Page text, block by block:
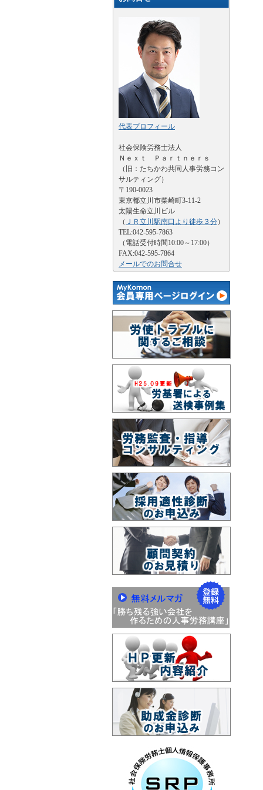
代表プロフィール
社会保険労務士法人
Ｎｅｘｔ Ｐａｒｔｎｅｒｓ
（旧：たちかわ共同人事労務コン
サルティング）
〒190-0023
東京都立川市柴崎町3-11-2
太陽生命立川ビル
（ ＪＲ立川駅南口より徒歩３分）
TEL:042-595-7863
（電話受付時間10:00～17:00）
FAX:042-595-7864
メールでのお問合せ